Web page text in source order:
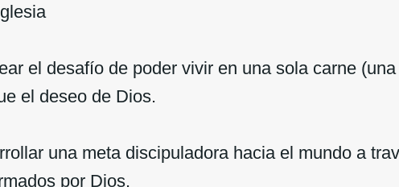
el desafío de poder vivir en una sola carne
el deseo de Dios.
una meta discipuladora hacia el mundo a
por Dios.